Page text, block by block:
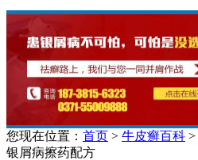
您现在位置： 首页 > 牛皮癣百科 >
银屑病擦药配方